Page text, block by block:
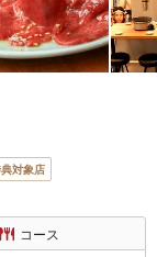
対象店
コース